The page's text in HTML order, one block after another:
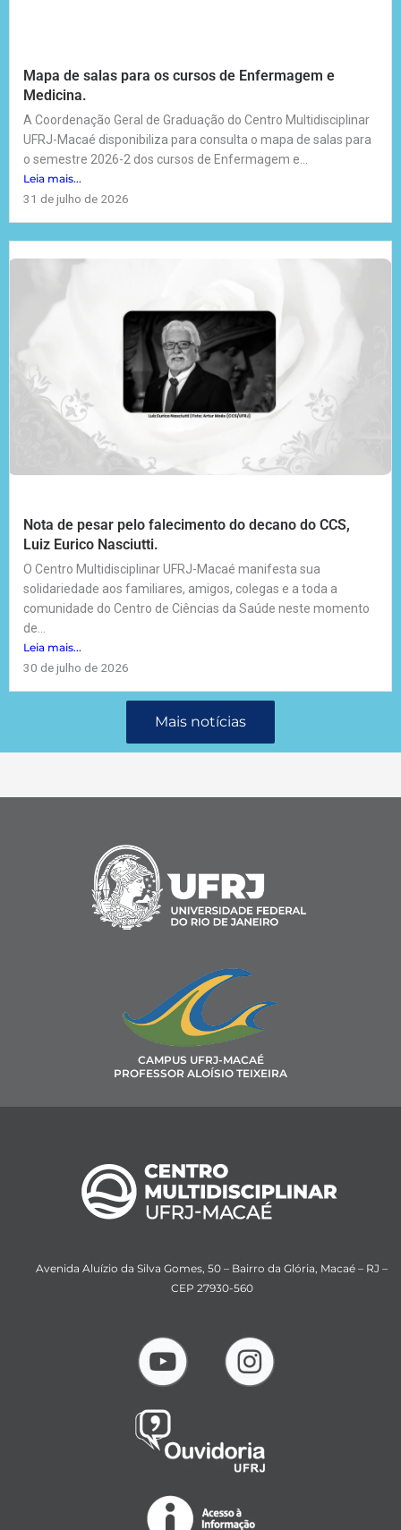
Mapa de salas para os cursos de Enfermagem e
Medicina.
A Coordenação Geral de Graduação do Centro Multidisciplinar
UFRJ-Macaé disponibiliza para consulta o mapa de salas para
o semestre 2026-2 dos cursos de Enfermagem e...
Leia mais...
31 de julho de 2026
Nota de pesar pelo falecimento do decano do CCS,
Luiz Eurico Nasciutti.
O Centro Multidisciplinar UFRJ-Macaé manifesta sua
solidariedade aos familiares, amigos, colegas e a toda a
comunidade do Centro de Ciências da Saúde neste momento
de...
Leia mais...
30 de julho de 2026
Mais notícias
CAMPUS UFRJ-MACAÉ
PROFESSOR ALOÍSIO TEIXEIRA
Avenida Aluízio da Silva Gomes, 50 – Bairro da Glória, Macaé – RJ –
CEP 27930-560